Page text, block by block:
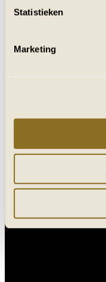
Statistieken
Marketing